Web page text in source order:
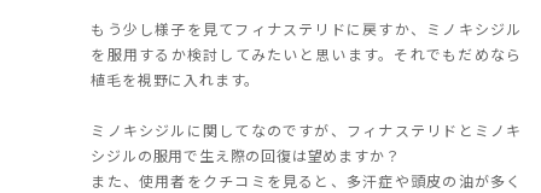
もう少し様子を見てフィナステリドに戻すか、ミノキシジル
を服用するか検討してみたいと思います。それでもだめなら
植毛を視野に入れます。
ミノキシジルに関してなのですが、フィナステリドとミノキ
シジルの服用で生え際の回復は望めますか？
また、使用者をクチコミを見ると、多汗症や頭皮の油が多く